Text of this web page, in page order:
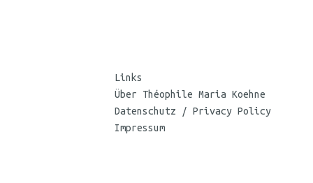
Links
Über Théophile Maria Koehne
Datenschutz / Privacy Policy
Impressum